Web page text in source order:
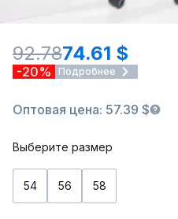
92.7874.61 $
-20% Подробнее
Оптовая цена: 57.39 $
Выберите размер
54 56 58